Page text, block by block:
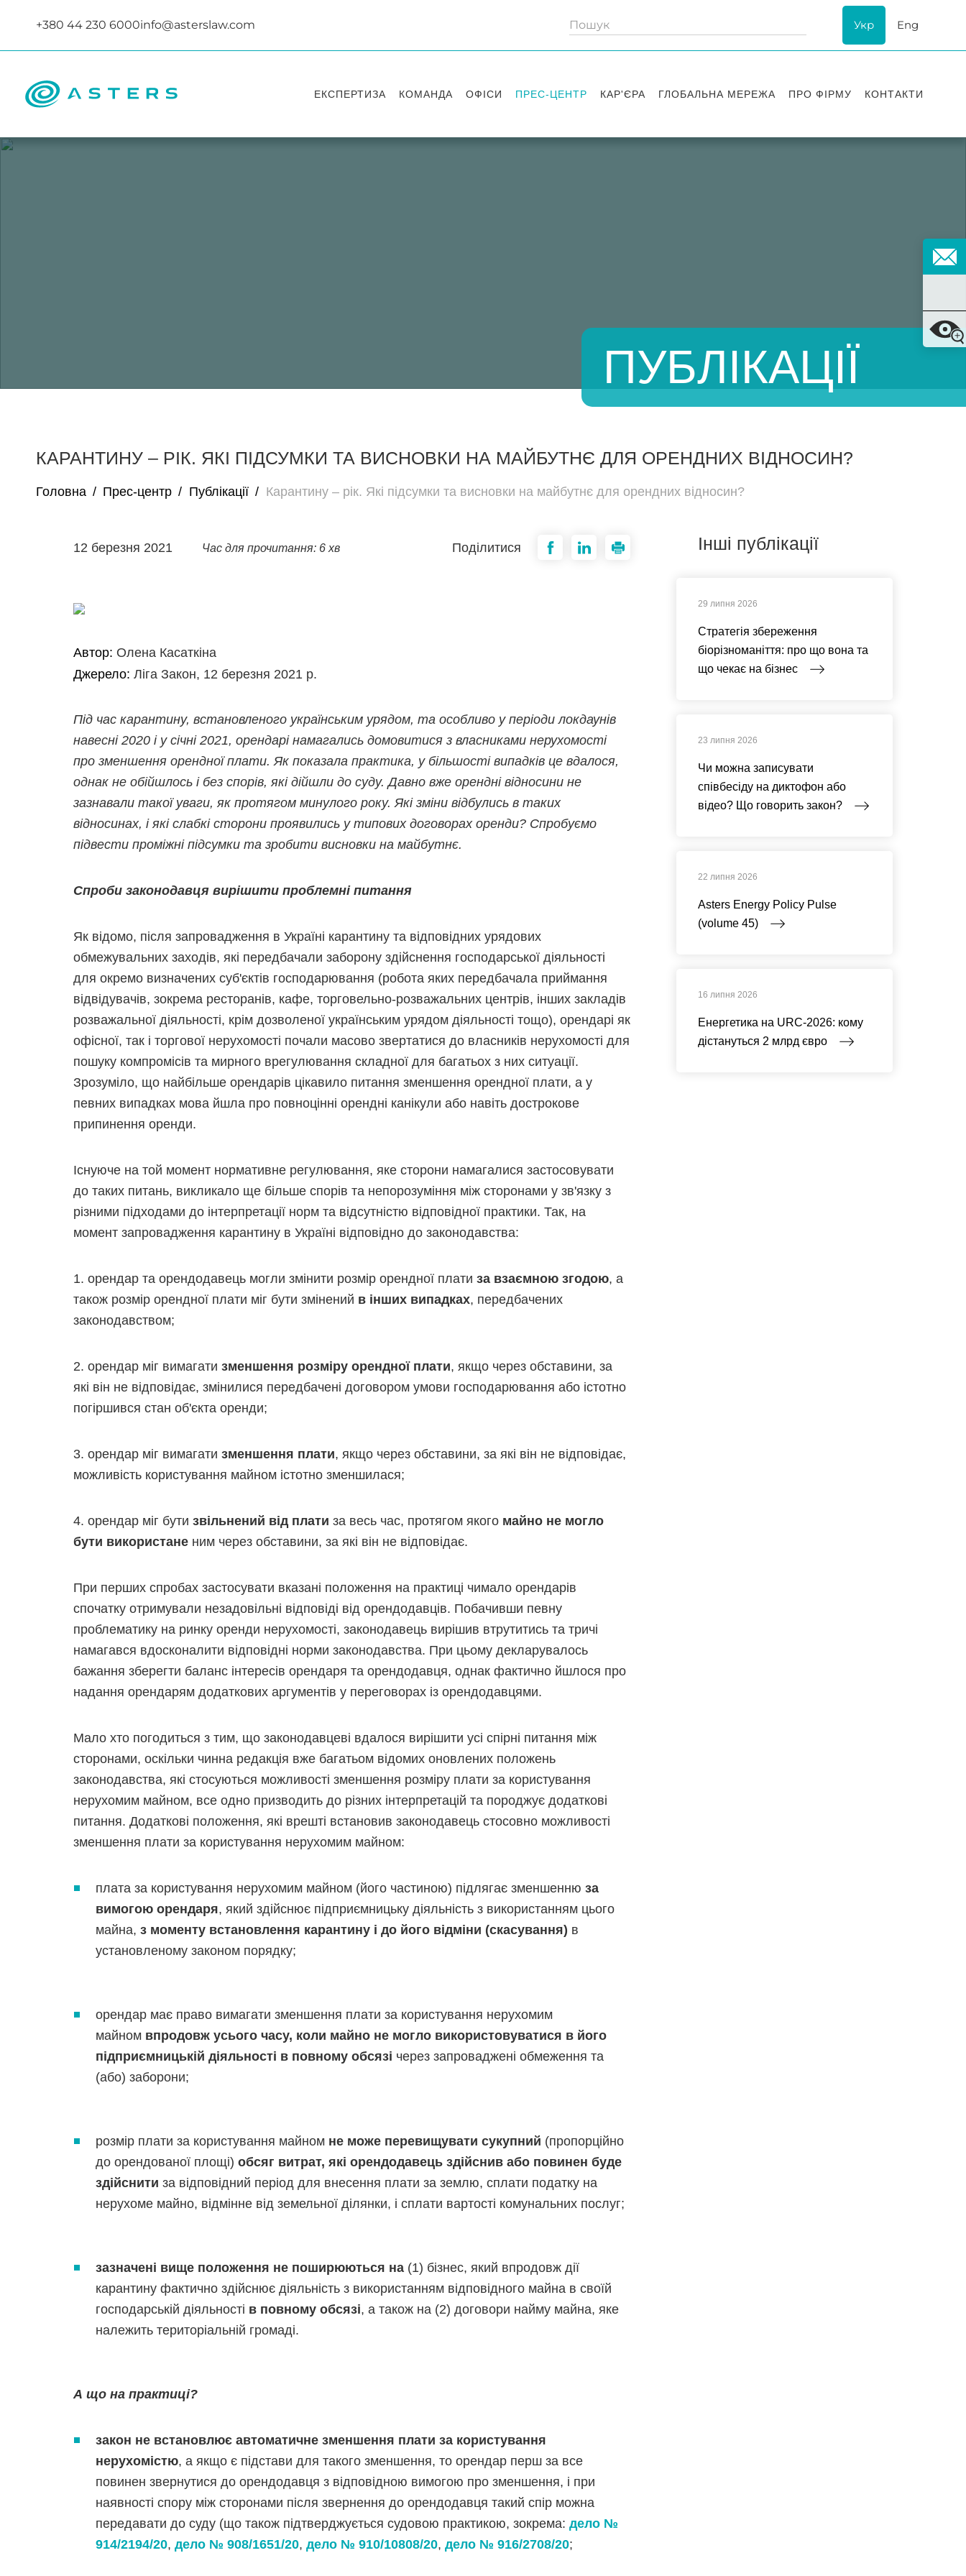
+380 44 230 6000info@asterslaw.com Укр Eng
ЕКСПЕРТИЗА КОМАНДА ОФІСИ ПРЕС-ЦЕНТР КАР'ЄРА ГЛОБАЛЬНА МЕРЕЖА ПРО ФІРМУ КОНТАКТИ
ПУБЛІКАЦІЇ
КАРАНТИНУ – РІК. ЯКІ ПІДСУМКИ ТА ВИСНОВКИ НА МАЙБУТНЄ ДЛЯ ОРЕНДНИХ ВІДНОСИН?
Головна / Прес-центр / Публікації / Карантину – рік. Які підсумки та висновки на майбутнє для орендних відносин?
12 березня 2021 Час для прочитання: 6 хв Поділитися
Автор: Олена Касаткіна
Джерело: Ліга Закон, 12 березня 2021 р.
Під час карантину, встановленого українським урядом, та особливо у періоди локдаунів
навесні 2020 і у січні 2021, орендарі намагались домовитися з власниками нерухомості
про зменшення орендної плати. Як показала практика, у більшості випадків це вдалося,
однак не обійшлось і без спорів, які дійшли до суду. Давно вже орендні відносини не
зазнавали такої уваги, як протягом минулого року. Які зміни відбулись в таких
відносинах, і які слабкі сторони проявились у типових договорах оренди? Спробуємо
підвести проміжні підсумки та зробити висновки на майбутнє.
Спроби законодавця вирішити проблемні питання
Як відомо, після запровадження в Україні карантину та відповідних урядових
обмежувальних заходів, які передбачали заборону здійснення господарської діяльності
для окремо визначених суб'єктів господарювання (робота яких передбачала приймання
відвідувачів, зокрема ресторанів, кафе, торговельно-розважальних центрів, інших закладів
розважальної діяльності, крім дозволеної українським урядом діяльності тощо), орендарі як
офісної, так і торгової нерухомості почали масово звертатися до власників нерухомості для
пошуку компромісів та мирного врегулювання складної для багатьох з них ситуації.
Зрозуміло, що найбільше орендарів цікавило питання зменшення орендної плати, а у
певних випадках мова йшла про повноцінні орендні канікули або навіть дострокове
припинення оренди.
Існуюче на той момент нормативне регулювання, яке сторони намагалися застосовувати
до таких питань, викликало ще більше спорів та непорозуміння між сторонами у зв'язку з
різними підходами до інтерпретації норм та відсутністю відповідної практики. Так, на
момент запровадження карантину в Україні відповідно до законодавства:
1. орендар та орендодавець могли змінити розмір орендної плати за взаємною згодою, а
також розмір орендної плати міг бути змінений в інших випадках, передбачених
законодавством;
2. орендар міг вимагати зменшення розміру орендної плати, якщо через обставини, за
які він не відповідає, змінилися передбачені договором умови господарювання або істотно
погіршився стан об'єкта оренди;
3. орендар міг вимагати зменшення плати, якщо через обставини, за які він не відповідає,
можливість користування майном істотно зменшилася;
4. орендар міг бути звільнений від плати за весь час, протягом якого майно не могло
бути використане ним через обставини, за які він не відповідає.
При перших спробах застосувати вказані положення на практиці чимало орендарів
спочатку отримували незадовільні відповіді від орендодавців. Побачивши певну
проблематику на ринку оренди нерухомості, законодавець вирішив втрутитись та тричі
намагався вдосконалити відповідні норми законодавства. При цьому декларувалось
бажання зберегти баланс інтересів орендаря та орендодавця, однак фактично йшлося про
надання орендарям додаткових аргументів у переговорах із орендодавцями.
Мало хто погодиться з тим, що законодавцеві вдалося вирішити усі спірні питання між
сторонами, оскільки чинна редакція вже багатьом відомих оновлених положень
законодавства, які стосуються можливості зменшення розміру плати за користування
нерухомим майном, все одно призводить до різних інтерпретацій та породжує додаткові
питання. Додаткові положення, які врешті встановив законодавець стосовно можливості
зменшення плати за користування нерухомим майном:
плата за користування нерухомим майном (його частиною) підлягає зменшенню за
вимогою орендаря, який здійснює підприємницьку діяльність з використанням цього
майна, з моменту встановлення карантину і до його відміни (скасування) в
установленому законом порядку;
орендар має право вимагати зменшення плати за користування нерухомим
майном впродовж усього часу, коли майно не могло використовуватися в його
підприємницькій діяльності в повному обсязі через запроваджені обмеження та
(або) заборони;
розмір плати за користування майном не може перевищувати сукупний (пропорційно
до орендованої площі) обсяг витрат, які орендодавець здійснив або повинен буде
здійснити за відповідний період для внесення плати за землю, сплати податку на
нерухоме майно, відмінне від земельної ділянки, і сплати вартості комунальних послуг;
зазначені вище положення не поширюються на (1) бізнес, який впродовж дії
карантину фактично здійснює діяльність з використанням відповідного майна в своїй
господарській діяльності в повному обсязі, а також на (2) договори найму майна, яке
належить територіальній громаді.
А що на практиці?
закон не встановлює автоматичне зменшення плати за користування
нерухомістю, а якщо є підстави для такого зменшення, то орендар перш за все
повинен звернутися до орендодавця з відповідною вимогою про зменшення, і при
наявності спору між сторонами після звернення до орендодавця такий спір можна
передавати до суду (що також підтверджується судовою практикою, зокрема: дело №
914/2194/20, дело № 908/1651/20, дело № 910/10808/20, дело № 916/2708/20;
Інші публікації
29 липня 2026
Стратегія збереження
біорізноманіття: про що вона та
що чекає на бізнес
23 липня 2026
Чи можна записувати
співбесіду на диктофон або
відео? Що говорить закон?
22 липня 2026
Asters Energy Policy Pulse
(volume 45)
16 липня 2026
Енергетика на URC-2026: кому
дістануться 2 млрд євро